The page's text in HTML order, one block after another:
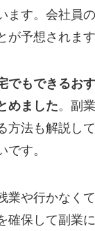
ます。会社員
が予想されます
でもできるお
めました。副
方法も解説し
です。
業や行かなく
確保して副業